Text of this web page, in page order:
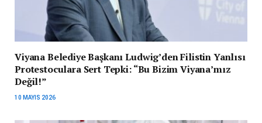
Viyana Belediye Başkanı Ludwig’den Filistin Yanlısı
Protestoculara Sert Tepki: “Bu Bizim Viyana’mız
Değil!”
10 MAYIS 2026